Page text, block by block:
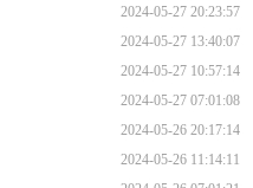
2024-05-27 20:23:57
2024-05-27 13:40:07
2024-05-27 10:57:14
2024-05-27 07:01:08
2024-05-26 20:17:14
2024-05-26 11:14:11